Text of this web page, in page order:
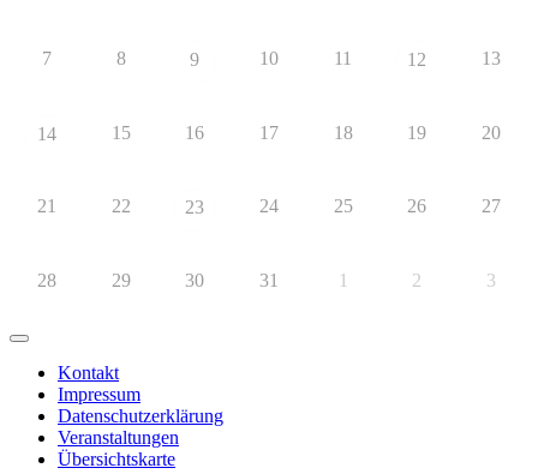
7 8 9 10 11 12 13
14 15 16 17 18 19 20
21 22 23 24 25 26 27
28 29 30 31 1 2 3
Kontakt
Impressum
Datenschutzerklärung
Veranstaltungen
Übersichtskarte